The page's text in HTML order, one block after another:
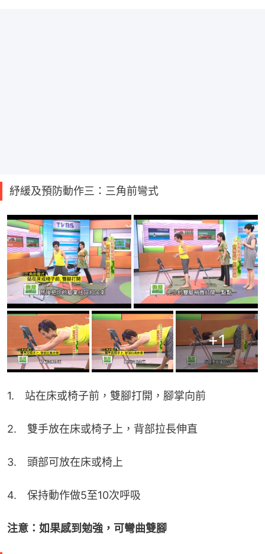
紓緩及預防動作三：三角前彎式
+1
1.　站在床或椅子前，雙腳打開，腳掌向前
2.　雙手放在床或椅子上，背部拉長伸直
3.　頭部可放在床或椅上
4.　保持動作做5至10次呼吸
注意：如果感到勉強，可彎曲雙腳